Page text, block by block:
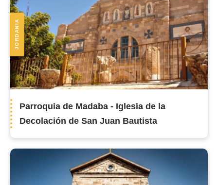
JORDANIA
Parroquia de Madaba - Iglesia de la
Decolación de San Juan Bautista